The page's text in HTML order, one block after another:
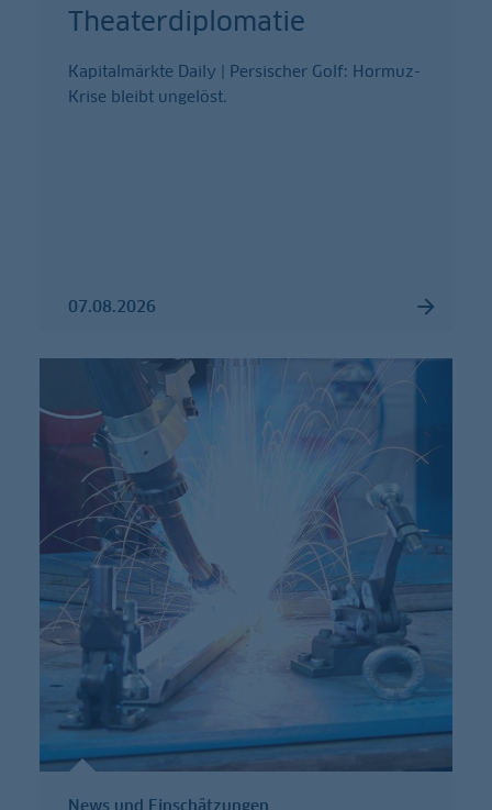
Theaterdiplomatie
Kapitalmärkte Daily | Persischer Golf: Hormuz-
Krise bleibt ungelöst.
07.08.2026
News und Einschätzungen